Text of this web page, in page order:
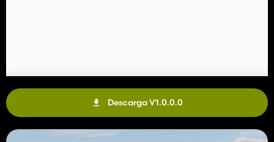
Descarga V1.0.0.0